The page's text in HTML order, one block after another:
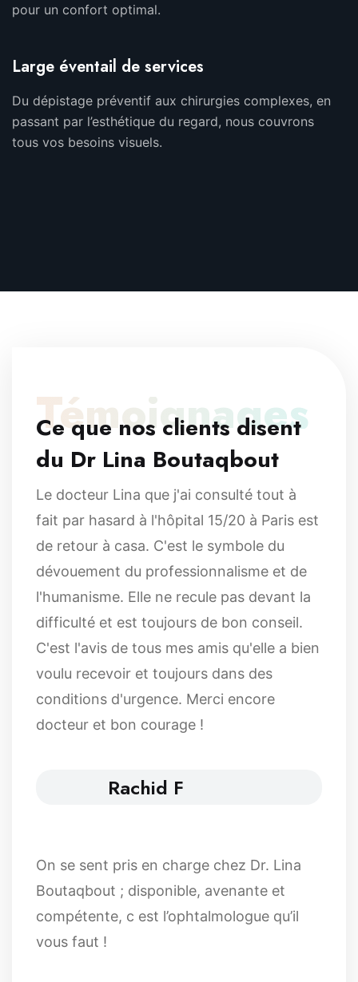
pour un confort optimal.
Large éventail de services
Du dépistage préventif aux chirurgies complexes, en
passant par l’esthétique du regard, nous couvrons
tous vos besoins visuels.
Témoignages
Ce que nos clients disent
du Dr Lina Boutaqbout
Le docteur Lina que j'ai consulté tout à
fait par hasard à l'hôpital 15/20 à Paris est
de retour à casa. C'est le symbole du
dévouement du professionnalisme et de
l'humanisme. Elle ne recule pas devant la
difficulté et est toujours de bon conseil.
C'est l'avis de tous mes amis qu'elle a bien
voulu recevoir et toujours dans des
conditions d'urgence. Merci encore
docteur et bon courage !
Rachid F
On se sent pris en charge chez Dr. Lina
Boutaqbout ; disponible, avenante et
compétente, c est l’ophtalmologue qu’il
vous faut !